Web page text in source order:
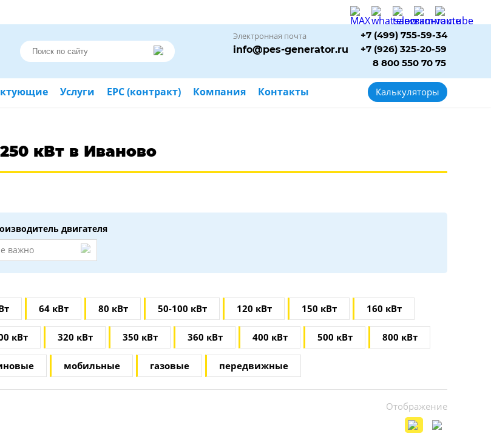
Электронная почта
info@pes-generator.ru
+7 (499) 755-59-34
+7 (926) 325-20-59
8 800 550 70 75
Услуги ЕРС (контракт) Компания Контакты Калькуляторы
кВт в Иваново
двигателя
важно
64 кВт 80 кВт 50-100 кВт 120 кВт 150 кВт 160 кВт
кВт 320 кВт 350 кВт 360 кВт 400 кВт 500 кВт 800 кВт
мобильные газовые передвижные
Отображение